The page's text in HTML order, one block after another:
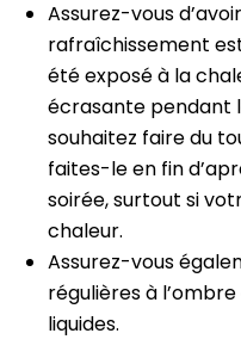
Assurez-vous
rafraîchissement
été exposé à la
écrasante pendant
souhaitez faire du
faites-le en fin
soirée, surtout si
chaleur.
Assurez-vous
régulières à
liquides.